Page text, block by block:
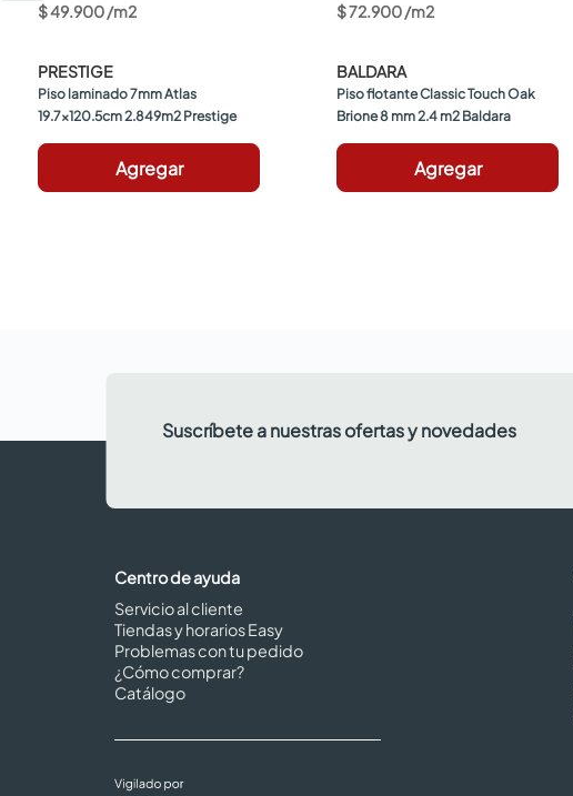
$49.900/m2
PRESTIGE
Piso laminado 7mm Atlas
19.7x120.5cm 2.849m2 Prestige
Agregar
$72.900/m2
BALDARA
Piso flotante Classic Touch Oak
Brione 8 mm 2.4 m2 Baldara
Agregar
Suscríbete a nuestras ofertas y novedades
Centro de ayuda
Servicio al cliente
Tiendas y horarios Easy
Problemas con tu pedido
¿Cómo comprar?
Catálogo